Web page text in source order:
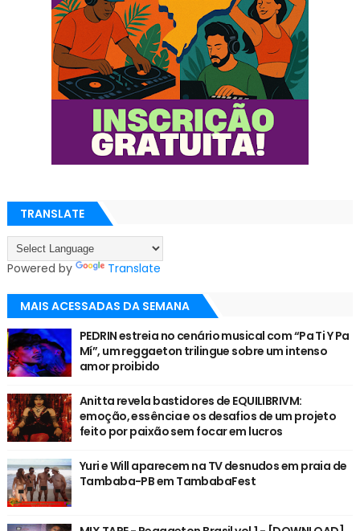
TRANSLATE
Powered by Translate
MAIS ACESSADAS DA SEMANA
PEDRIN estreia no cenário musical com “Pa Ti Y Pa
Mí”, um reggaeton trilingue sobre um intenso
amor proibido
Anitta revela bastidores de EQUILIBRIVM:
emoção, essência e os desafios de um projeto
feito por paixão sem focar em lucros
Yuri e Will aparecem na TV desnudos em praia de
Tambaba-PB em TambabaFest